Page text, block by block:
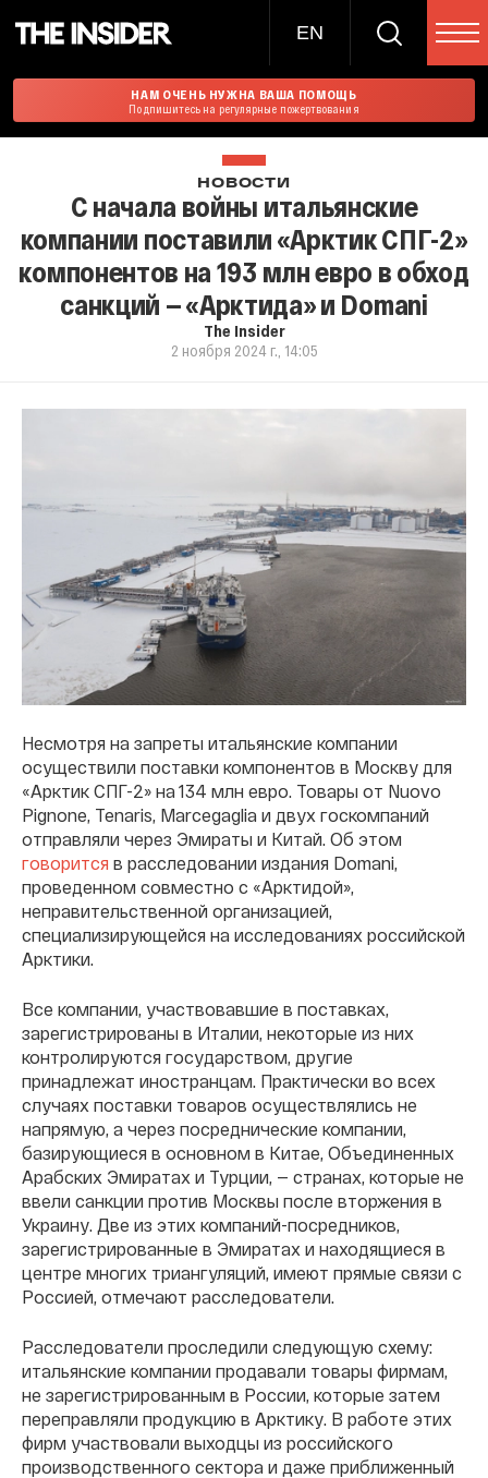
EN
НАМ ОЧЕНЬ НУЖНА ВАША ПОМОЩЬ
Подпишитесь на регулярные пожертвования
НОВОСТИ
С начала войны итальянские
компании поставили «Арктик СПГ-2»
компонентов на 193 млн евро в обход
санкций — «Арктида» и Domani
The Insider
2 ноября 2024 г., 14:05
Несмотря на запреты итальянские компании
осуществили поставки компонентов в Москву для
«Арктик СПГ-2» на 134 млн евро. Товары от Nuovo
Pignone, Tenaris, Marcegaglia и двух госкомпаний
отправляли через Эмираты и Китай. Об этом
говорится в расследовании издания Domani,
проведенном совместно с «Арктидой»,
неправительственной организацией,
специализирующейся на исследованиях российской
Арктики.
Все компании, участвовавшие в поставках,
зарегистрированы в Италии, некоторые из них
контролируются государством, другие
принадлежат иностранцам. Практически во всех
случаях поставки товаров осуществлялись не
напрямую, а через посреднические компании,
базирующиеся в основном в Китае, Объединенных
Арабских Эмиратах и Турции, — странах, которые не
ввели санкции против Москвы после вторжения в
Украину. Две из этих компаний-посредников,
зарегистрированные в Эмиратах и находящиеся в
центре многих триангуляций, имеют прямые связи с
Россией, отмечают расследователи.
Расследователи проследили следующую схему:
итальянские компании продавали товары фирмам,
не зарегистрированным в России, которые затем
переправляли продукцию в Арктику. В работе этих
фирм участвовали выходцы из российского
производственного сектора и даже приближенный